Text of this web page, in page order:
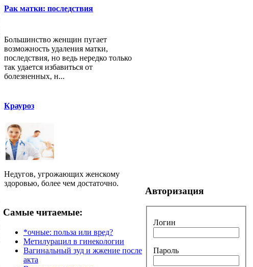
Рак матки: последствия
Большинство женщин пугает
возможность удаления матки,
последствия, но ведь нередко только
так удается избавиться от
болезненных, н...
Крауроз
Недугов, угрожающих женскому
здоровью, более чем достаточно.
Самые читаемые:
*очные: польза или вред?
Метилурацил в гинекологии
Вагинальный зуд и жжение после
акта
Авторизация
Логин
Пароль